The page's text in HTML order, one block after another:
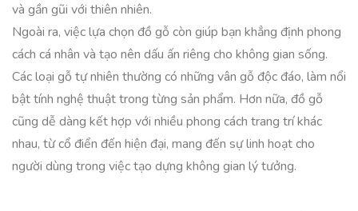
và gần gũi với thiên nhiên.
Ngoài ra, việc lựa chọn đồ gỗ còn giúp bạn khẳng định phong
cách cá nhân và tạo nên dấu ấn riêng cho không gian sống.
Các loại gỗ tự nhiên thường có những vân gỗ độc đáo, làm nổi
bật tính nghệ thuật trong từng sản phẩm. Hơn nữa, đồ gỗ
cũng dễ dàng kết hợp với nhiều phong cách trang trí khác
nhau, từ cổ điển đến hiện đại, mang đến sự linh hoạt cho
người dùng trong việc tạo dựng không gian lý tưởng.